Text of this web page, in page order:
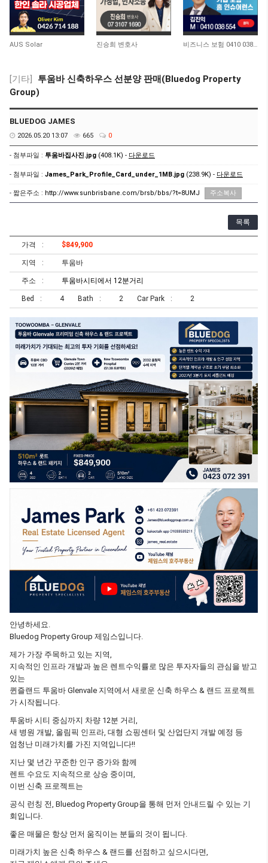
AUS Solar 진승희 변호사 비즈니스 보험 0410 038 554
[기타]
투움바 신축하우스 선분양 판매(Bluedog Property
Group)
BLUEDOG JAMES
2026.05.20 13:07 665 0
- 첨부파일 : 투움바집사진.jpg (408.1K) - 다운로드
- 첨부파일 : James_Park_Profile_Card_under_1MB.jpg (238.9K) - 다운로드
- 짧은주소 : http://www.sunbrisbane.com/brsb/bbs/?t=8UMJ 주소복사
목록
가격 $849,900
지역 투움바
주소 투움바시티에서 12분거리
Bed 4 Bath 2 Car Park 2
안녕하세요.
Bluedog Property Group 제임스입니다.
제가 가장 주목하고 있는 지역,
지속적인 인프라 개발과 높은 렌트수익률로 많은 투자자들의 관심을 받고
있는
퀸즐랜드 투움바 Glenvale 지역에서 새로운 신축 하우스 & 랜드 프로젝트
가 시작됩니다.
투움바 시티 중심까지 차량 12분 거리,
새 병원 개발, 올림픽 인프라, 대형 쇼핑센터 및 산업단지 개발 예정 등
엄청난 미래가치를 가진 지역입니다!!
지난 몇 년간 꾸준한 인구 증가와 함께
렌트 수요도 지속적으로 상승 중이며,
이번 신축 프로젝트는
공식 런칭 전, Bluedog Property Group을 통해 먼저 안내드릴 수 있는 기
회입니다.
좋은 매물은 항상 먼저 움직이는 분들의 것이 됩니다.
미래가치 높은 신축 하우스 & 랜드를 선점하고 싶으시다면,